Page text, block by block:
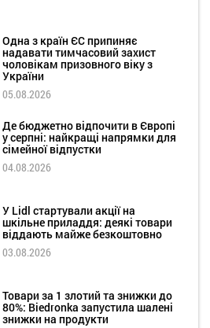
Одна з країн ЄС припиняє
надавати тимчасовий захист
чоловікам призовного віку з
України
05.08.2026
Де бюджетно відпочити в Європі
у серпні: найкращі напрямки для
сімейної відпустки
04.08.2026
У Lidl стартували акції на
шкільне приладдя: деякі товари
віддають майже безкоштовно
03.08.2026
Товари за 1 злотий та знижки до
80%: Biedronka запустила шалені
знижки на продукти